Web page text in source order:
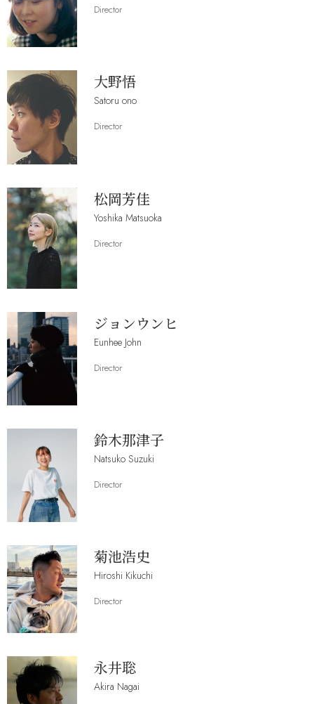
Director
大野悟
Satoru ono
Director
松岡芳佳
Yoshika Matsuoka
Director
ジョンウンヒ
Eunhee John
Director
鈴木那津子
Natsuko Suzuki
Director
菊池浩史
Hiroshi Kikuchi
Director
永井聡
Akira Nagai